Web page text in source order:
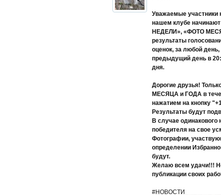
Уважаемые участники
нашем клубе
НЕДЕЛИ», «ФОТО
результаты
оценок, за любой
предыдущий день в
дня.
Дорогие друзья!
МЕСЯЦА и ГОДА в
нажатием на кнопку
Результаты будут
В случае
победителя на свое
Фотографии,
определении
будут.
Желаю всем удачи!!!
публикации своих
#НОВОСТИ